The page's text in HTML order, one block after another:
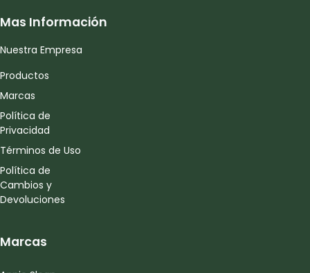
Mas Información
Nuestra Empresa
Productos
Marcas
Política de
Privacidad
Términos de Uso
Política de
Cambios y
Devoluciones
Marcas